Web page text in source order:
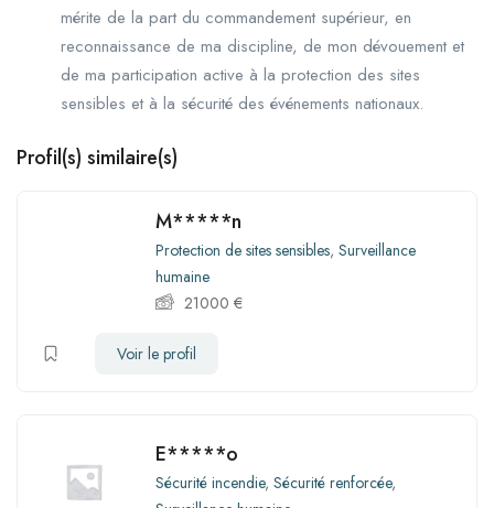
mérite de la part du commandement supérieur, en
reconnaissance de ma discipline, de mon dévouement et
de ma participation active à la protection des sites
sensibles et à la sécurité des événements nationaux.
Profil(s) similaire(s)
M*****n
Protection de sites sensibles, Surveillance
humaine
21000 €
Voir le profil
E*****o
Sécurité incendie, Sécurité renforcée,